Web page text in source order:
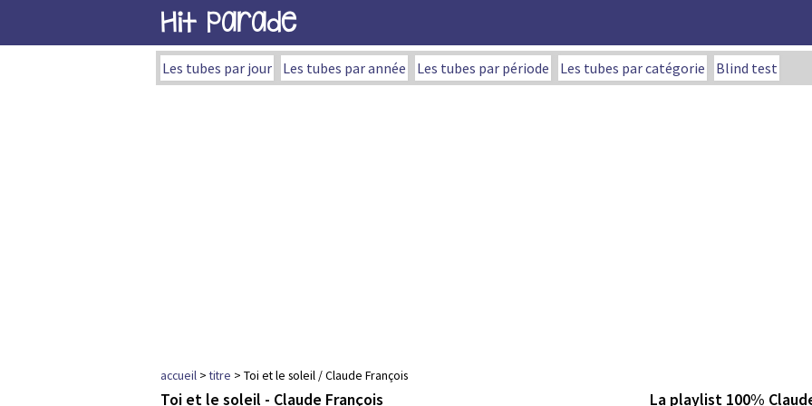
Hit Parade
Les tubes par jour Les tubes par année Les tubes par période Les tubes par catégorie Blind test
accueil >titre > Toi et le soleil / Claude François
Toi et le soleil - Claude François La playlist 100%